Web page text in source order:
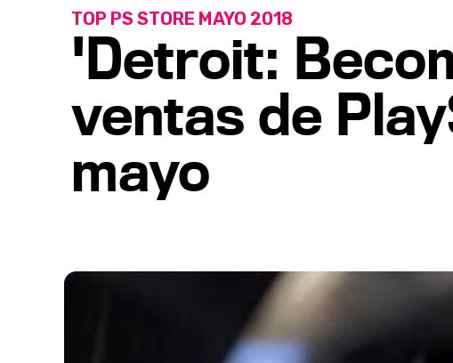
'Detroit:
ventas de
mayo
TOP PS STORE MAYO 2018